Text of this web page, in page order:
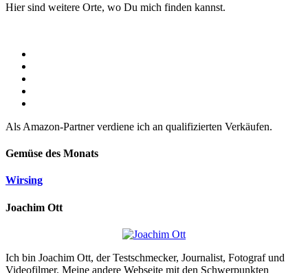
Hier sind weitere Orte, wo Du mich finden kannst.
Als Amazon-Partner verdiene ich an qualifizierten Verkäufen.
Gemüse des Monats
Wirsing
Joachim Ott
Ich bin Joachim Ott, der Testschmecker, Journalist, Fotograf und
Videofilmer. Meine andere Webseite mit den Schwerpunkten